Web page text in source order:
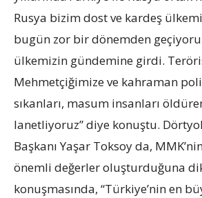
Rusya bizim dost ve kardeş
bugün zor bir dönemden
ülkemizin gündemine girdi.
Mehmetçiğimize ve kahraman
sıkanları, masum insanları
lanetliyoruz” diye konuştu.
Başkanı Yaşar Toksoy da,
önemli değerler oluşturduğuna
konuşmasında, “Türkiye’nin en